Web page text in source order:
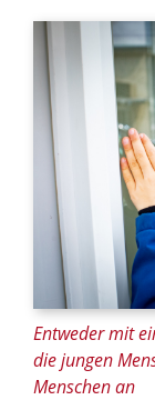
Entweder mit
die jungen
Menschen an